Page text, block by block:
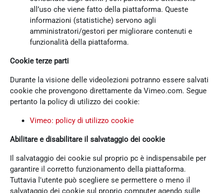
all’uso che viene fatto della piattaforma. Queste
informazioni (statistiche) servono agli
amministratori/gestori per migliorare contenuti e
funzionalità della piattaforma.
Cookie terze parti
Durante la visione delle videolezioni potranno essere salvati
cookie che provengono direttamente da Vimeo.com. Segue
pertanto la policy di utilizzo dei cookie:
Vimeo: policy di utilizzo cookie
Abilitare e disabilitare il salvataggio dei cookie
Il salvataggio dei cookie sul proprio pc è indispensabile per
garantire il corretto funzionamento della piattaforma.
Tuttavia l'utente può scegliere se permettere o meno il
salvataggio dei cookie sul proprio computer agendo sulle